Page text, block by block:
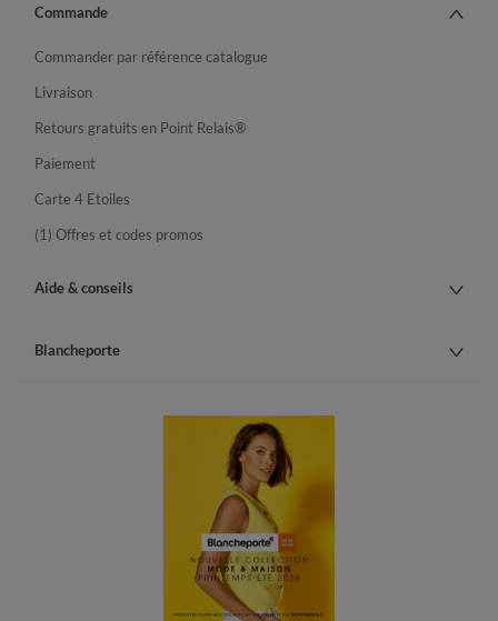
Commande
Commander par référence catalogue
Livraison
Retours gratuits en Point Relais®
Paiement
Carte 4 Etoiles
(1) Offres et codes promos
Aide & conseils
Blancheporte